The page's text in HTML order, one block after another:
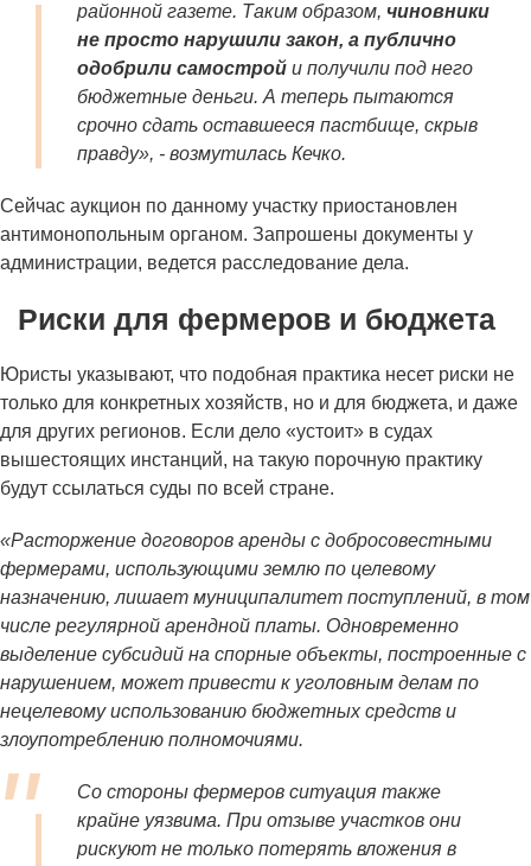
районной газете. Таким образом, чиновники
не просто нарушили закон, а публично
одобрили самострой и получили под него
бюджетные деньги. А теперь пытаются
срочно сдать оставшееся пастбище, скрыв
правду», - возмутилась Кечко.
Сейчас аукцион по данному участку приостановлен
антимонопольным органом. Запрошены документы у
администрации, ведется расследование дела.
Риски для фермеров и бюджета
Юристы указывают, что подобная практика несет риски не
только для конкретных хозяйств, но и для бюджета, и даже
для других регионов. Если дело «устоит» в судах
вышестоящих инстанций, на такую порочную практику
будут ссылаться суды по всей стране.
«Расторжение договоров аренды с добросовестными
фермерами, использующими землю по целевому
назначению, лишает муниципалитет поступлений, в том
числе регулярной арендной платы. Одновременно
выделение субсидий на спорные объекты, построенные с
нарушением, может привести к уголовным делам по
нецелевому использованию бюджетных средств и
злоупотреблению полномочиями.
Со стороны фермеров ситуация также
крайне уязвима. При отзыве участков они
рискуют не только потерять вложения в